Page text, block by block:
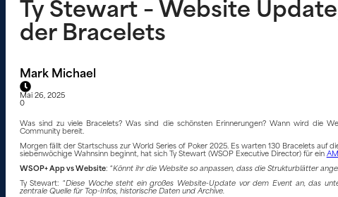
Ty Stewart – Website
der Bracelets
Mark Michael
Mai 26, 2025
0
Was sind zu viele Bracelets? Was sind die schönsten Erinnerungen? Wann wird die
Community bereit.
Morgen fällt der Startschuss zur World Series of Poker 2025. Es warten 130 Bracelets auf
siebenwöchige Wahnsinn beginnt, hat sich Ty Stewart (WSOP Executive Director) für ein
WSOP+ App vs Website: “Könnt ihr die Website so anpassen, dass die Strukturblätter
Ty Stewart: “Diese Woche steht ein großes Website-Update vor dem Event an, das
zentrale Quelle für Top-Infos, historische Daten und Archive.